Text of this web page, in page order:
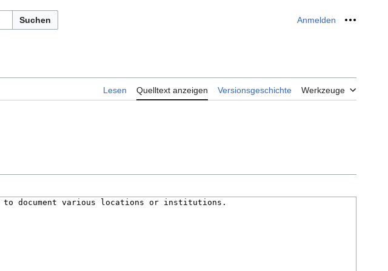
Suchen Anmelden Meine
Lesen Quelltext anzeigen Versionsgeschichte Werkzeuge